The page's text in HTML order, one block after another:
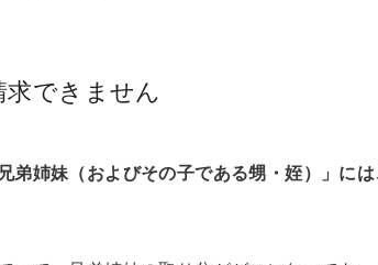
求できません
兄弟姉妹（およびその子である甥・姪）」に